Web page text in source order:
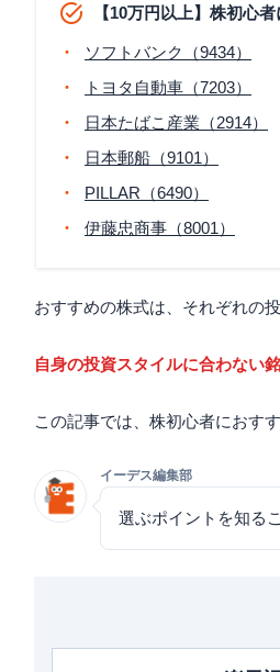
【10万円以上】株初心
ソフトバンク（9434）
トヨタ自動車（7203）
日本たばこ産業（2914）
日本郵船（9101）
PILLAR（6490）
伊藤忠商事（8001）
おすすめの株式は、それぞれの
自身の投資スタイルに合わない
この記事では、株初心者におす
イーデス編集部
選ぶポイントを知る